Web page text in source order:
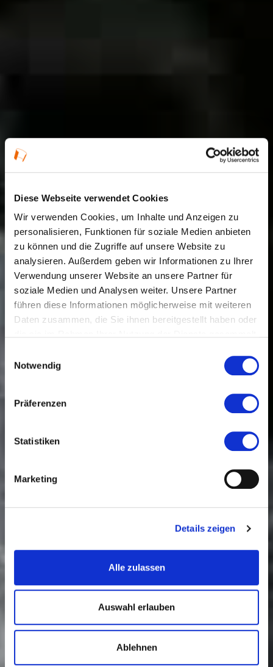
Diese Webseite verwendet Cookies
Wir verwenden Cookies, um Inhalte und Anzeigen zu
personalisieren, Funktionen für soziale Medien anbieten
zu können und die Zugriffe auf unsere Website zu
analysieren. Außerdem geben wir Informationen zu Ihrer
Verwendung unserer Website an unsere Partner für
soziale Medien und Analysen weiter. Unsere Partner
führen diese Informationen möglicherweise mit weiteren
Daten zusammen, die Sie ihnen bereitgestellt haben oder
Notwendig
Präferenzen
Statistiken
Marketing
Details zeigen
Alle zulassen
Auswahl erlauben
Ablehnen